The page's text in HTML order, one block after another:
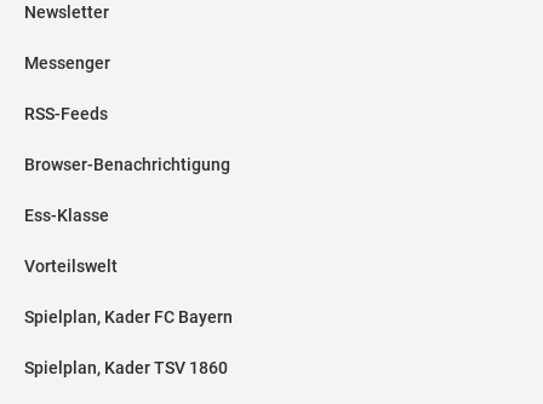
Newsletter
Messenger
RSS-Feeds
Browser-Benachrichtigung
Ess-Klasse
Vorteilswelt
Spielplan, Kader FC Bayern
Spielplan, Kader TSV 1860